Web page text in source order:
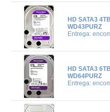
HD SATA3
WD43PURZ
Entrega:
HD SATA3
WD64PURZ
Entrega: